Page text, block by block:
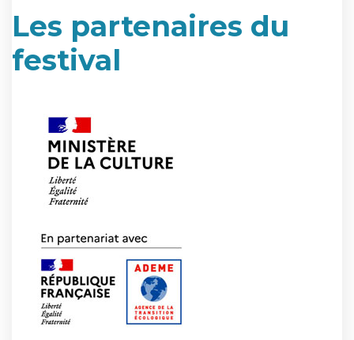
Les partenaires du
festival